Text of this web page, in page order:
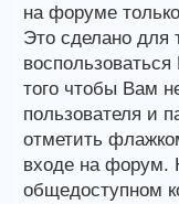
на форуме
Это сделано для
того чтобы Вам
пользователя и
отметить
входе на форум.
общедоступном